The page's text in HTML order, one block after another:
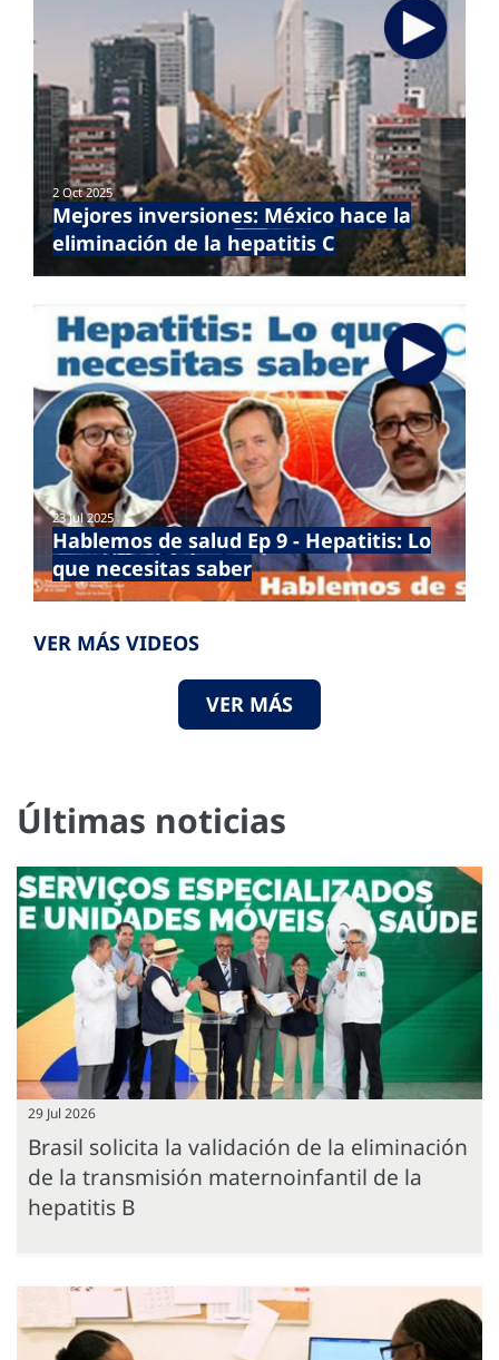
2 Oct 2025
Mejores inversiones: México hace la
eliminación de la hepatitis C
23 Jul 2025
Hablemos de salud Ep 9 - Hepatitis: Lo
que necesitas saber
VER MÁS VIDEOS
VER MÁS
Últimas noticias
29 Jul 2026
Brasil solicita la validación de la eliminación
de la transmisión maternoinfantil de la
hepatitis B